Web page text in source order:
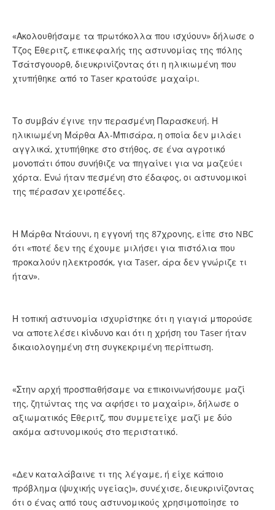
«Ακολουθήσαμε τα πρωτόκολλα που ισχύουν» δήλωσε ο
Τζος Έθεριτζ, επικεφαλής της αστυνομίας της πόλης
Τσάτσγουορθ, διευκρινίζοντας ότι η ηλικιωμένη που
χτυπήθηκε από το Taser κρατούσε μαχαίρι.
Το συμβάν έγινε την περασμένη Παρασκευή. Η
ηλικιωμένη Μάρθα Αλ-Μπισάρα, η οποία δεν μιλάει
αγγλικά, χτυπήθηκε στο στήθος, σε ένα αγροτικό
μονοπάτι όπου συνήθιζε να πηγαίνει για να μαζεύει
χόρτα. Ενώ ήταν πεσμένη στο έδαφος, οι αστυνομικοί
της πέρασαν χειροπέδες.
Η Μάρθα Ντάουνι, η εγγονή της 87χρονης, είπε στο NBC
ότι «ποτέ δεν της έχουμε μιλήσει για πιστόλια που
προκαλούν ηλεκτροσόκ, για Taser, άρα δεν γνώριζε τι
ήταν».
Η τοπική αστυνομία ισχυρίστηκε ότι η γιαγιά μπορούσε
να αποτελέσει κίνδυνο και ότι η χρήση του Taser ήταν
δικαιολογημένη στη συγκεκριμένη περίπτωση.
«Στην αρχή προσπαθήσαμε να επικοινωνήσουμε μαζί
της, ζητώντας της να αφήσει το μαχαίρι», δήλωσε ο
αξιωματικός Έθεριτζ, που συμμετείχε μαζί με δύο
ακόμα αστυνομικούς στο περιστατικό.
«Δεν καταλάβαινε τι της λέγαμε, ή είχε κάποιο
πρόβλημα (ψυχικής υγείας)», συνέχισε, διευκρινίζοντας
ότι ο ένας από τους αστυνομικούς χρησιμοποίησε το